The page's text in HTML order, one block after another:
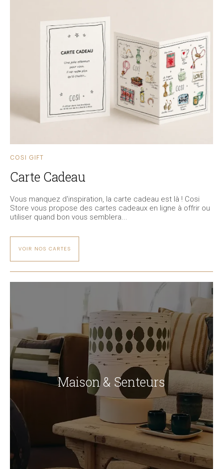
COSI GIFT
Carte Cadeau
Vous manquez d'inspiration, la carte cadeau est là ! Cosi
Store vous propose des cartes cadeaux en ligne à offrir ou
utiliser quand bon vous semblera...
VOIR NOS CARTES
Maison & Senteurs